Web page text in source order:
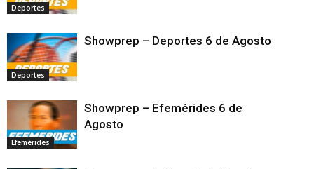
Deportes
Deportes
Showprep – Deportes 6 de Agosto
Efemérides
Showprep – Efemérides 6 de
Agosto